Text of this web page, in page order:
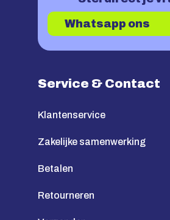
Whatsapp ons
Service & Contact
Klantenservice
Zakelijke samenwerking
Betalen
Retourneren